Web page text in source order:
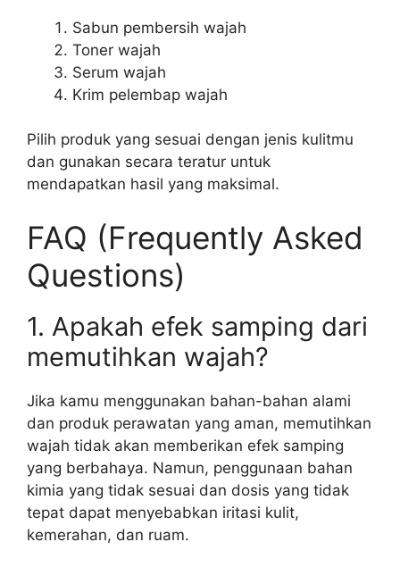
Sabun pembersih wajah
Toner wajah
Serum wajah
Krim pelembap wajah
Pilih produk yang sesuai dengan jenis kulitmu
dan gunakan secara teratur untuk
mendapatkan hasil yang maksimal.
FAQ (Frequently Asked
Questions)
1. Apakah efek samping dari
memutihkan wajah?
Jika kamu menggunakan bahan-bahan alami
dan produk perawatan yang aman, memutihkan
wajah tidak akan memberikan efek samping
yang berbahaya. Namun, penggunaan bahan
kimia yang tidak sesuai dan dosis yang tidak
tepat dapat menyebabkan iritasi kulit,
kemerahan, dan ruam.